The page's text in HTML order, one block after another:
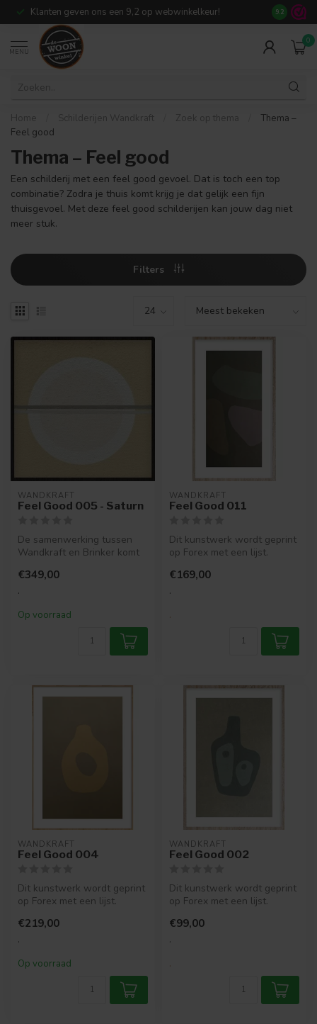
Klanten geven ons een 9,2 op webwinkelkeur! Meer dan
9.2
MENU
0
Home Schilderijen Wandkraft Zoek op thema
Thema –
Feel good
Thema – Feel good
Een schilderij met een feel good gevoel. Dat is toch een top
combinatie? Zodra je thuis komt krijg je dat gelijk een fijn
thuisgevoel. Met deze feel good schilderijen kan jouw dag niet
meer stuk.
Filters
WANDKRAFT
Feel Good 005 - Saturn
De samenwerking tussen
Wandkraft en Brinker komt
pass...
€349,00
.
Op voorraad
WANDKRAFT
Feel Good 011
Dit kunstwerk wordt geprint
op Forex met een lijst.
lij...
€169,00
.
.
WANDKRAFT
Feel Good 004
Dit kunstwerk wordt geprint
op Forex met een lijst.
lij...
€219,00
.
Op voorraad
WANDKRAFT
Feel Good 002
Dit kunstwerk wordt geprint
op Forex met een lijst.
lij...
€99,00
.
.